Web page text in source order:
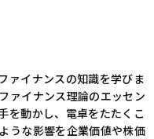
ァイナンスの知識を学びま
ァイナンス理論のエッセン
を動かし、電卓をたたくこ
うな影響を企業価値や株価